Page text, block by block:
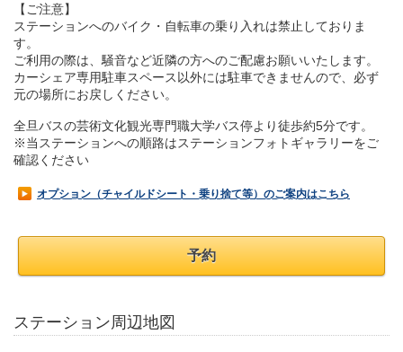
【ご注意】
ステーションへのバイク・自転車の乗り入れは禁止しておりま
す。
ご利用の際は、騒音など近隣の方へのご配慮お願いいたします。
カーシェア専用駐車スペース以外には駐車できませんので、必ず
元の場所にお戻しください。
全旦バスの芸術文化観光専門職大学バス停より徒歩約5分です。
※当ステーションへの順路はステーションフォトギャラリーをご
確認ください
オプション（チャイルドシート・乗り捨て等）のご案内はこちら
予約
ステーション周辺地図